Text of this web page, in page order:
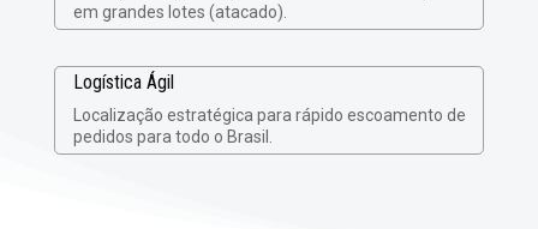
em grandes lotes (atacado).
Logística Ágil
Localização estratégica para rápido escoamento de
pedidos para todo o Brasil.